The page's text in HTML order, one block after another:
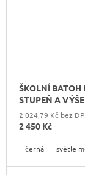
ŠKOLNÍ BATOH
STUPEŇ A VÝŠE
2 024,79 Kč bez
2 450 Kč
černá světle